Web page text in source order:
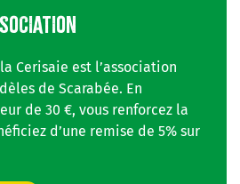
Cerisaie est l’association
de Scarabée. En
de 30 €, vous renforcez la
d’une remise de 5% sur